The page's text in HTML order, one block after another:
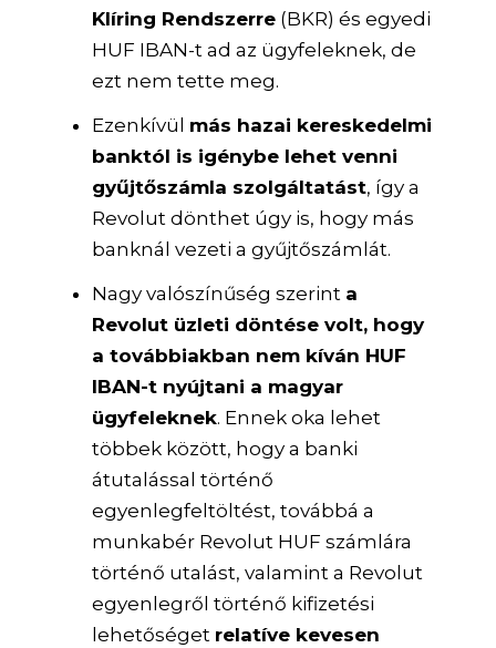
Klíring Rendszerre (BKR) és egyedi
HUF IBAN-t ad az ügyfeleknek, de
ezt nem tette meg.
Ezenkívül más hazai kereskedelmi
banktól is igénybe lehet venni
gyűjtőszámla szolgáltatást, így a
Revolut dönthet úgy is, hogy más
banknál vezeti a gyűjtőszámlát.
Nagy valószínűség szerint a
Revolut üzleti döntése volt, hogy
a továbbiakban nem kíván HUF
IBAN-t nyújtani a magyar
ügyfeleknek. Ennek oka lehet
többek között, hogy a banki
átutalással történő
egyenlegfeltöltést, továbbá a
munkabér Revolut HUF számlára
történő utalást, valamint a Revolut
egyenlegről történő kifizetési
lehetőséget relatíve kevesen